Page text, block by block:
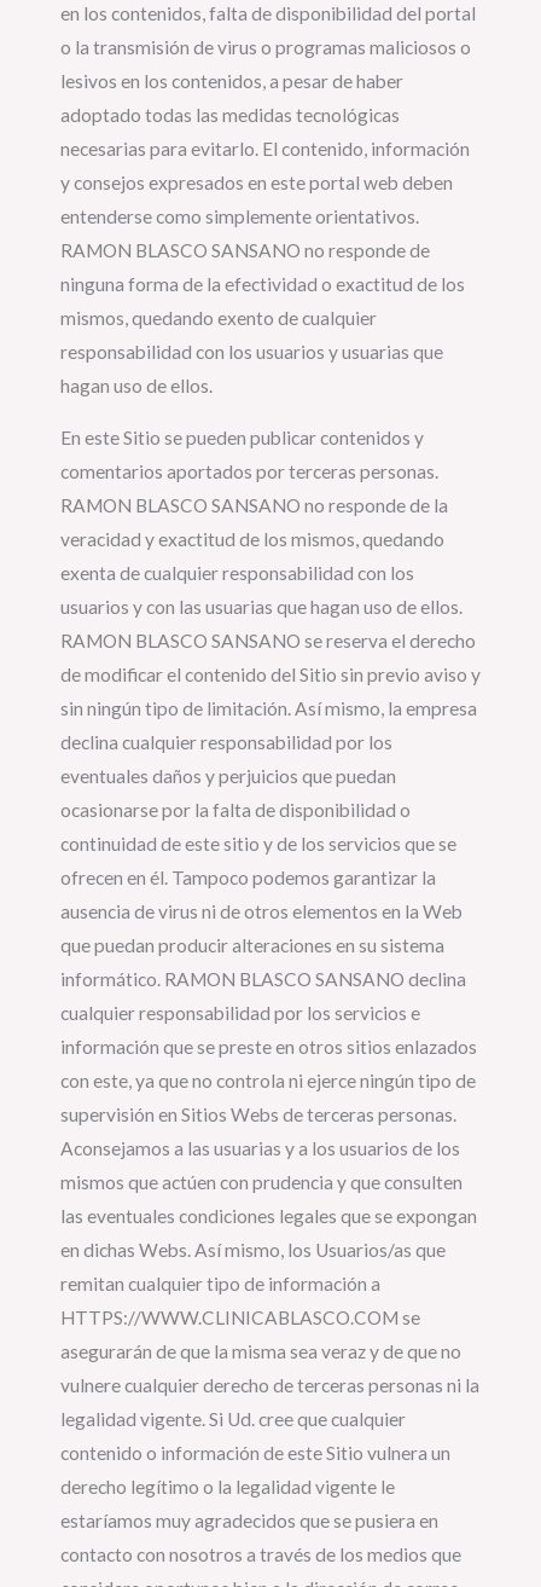
en los contenidos, falta de disponibilidad del portal
o la transmisión de virus o programas maliciosos o
lesivos en los contenidos, a pesar de haber
adoptado todas las medidas tecnológicas
necesarias para evitarlo. El contenido, información
y consejos expresados en este portal web deben
entenderse como simplemente orientativos.
RAMON BLASCO SANSANO no responde de
ninguna forma de la efectividad o exactitud de los
mismos, quedando exento de cualquier
responsabilidad con los usuarios y usuarias que
hagan uso de ellos.
En este Sitio se pueden publicar contenidos y
comentarios aportados por terceras personas.
RAMON BLASCO SANSANO no responde de la
veracidad y exactitud de los mismos, quedando
exenta de cualquier responsabilidad con los
usuarios y con las usuarias que hagan uso de ellos.
RAMON BLASCO SANSANO se reserva el derecho
de modificar el contenido del Sitio sin previo aviso y
sin ningún tipo de limitación. Así mismo, la empresa
declina cualquier responsabilidad por los
eventuales daños y perjuicios que puedan
ocasionarse por la falta de disponibilidad o
continuidad de este sitio y de los servicios que se
ofrecen en él. Tampoco podemos garantizar la
ausencia de virus ni de otros elementos en la Web
que puedan producir alteraciones en su sistema
informático. RAMON BLASCO SANSANO declina
cualquier responsabilidad por los servicios e
información que se preste en otros sitios enlazados
con este, ya que no controla ni ejerce ningún tipo de
supervisión en Sitios Webs de terceras personas.
Aconsejamos a las usuarias y a los usuarios de los
mismos que actúen con prudencia y que consulten
las eventuales condiciones legales que se expongan
en dichas Webs. Así mismo, los Usuarios/as que
remitan cualquier tipo de información a
HTTPS://WWW.CLINICABLASCO.COM se
asegurarán de que la misma sea veraz y de que no
vulnere cualquier derecho de terceras personas ni la
legalidad vigente. Si Ud. cree que cualquier
contenido o información de este Sitio vulnera un
derecho legítimo o la legalidad vigente le
estaríamos muy agradecidos que se pusiera en
contacto con nosotros a través de los medios que